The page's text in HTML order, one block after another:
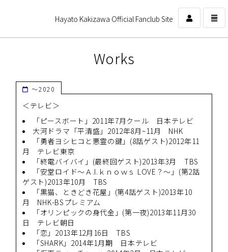
コ
Hayato Kakizawa Official Fanclub Site
Works
～2020
＜テレビ＞
「ピースボート」2011年7月クール 日本テレビ
大河ドラマ「平清盛」2012年8月~11月 NHK
「勇者ヨシヒコと悪霊の鍵」(8話ゲスト)2012年11
月 テレビ東京
「終電バイバイ」(最終回ゲスト)2013年3月 TBS
「安堂ロイド～Ａ.I.ｋｎｏｗｓ LOVE？～」(第2話
ゲスト)2013年10月 TBS
「黒猫、ときどき花屋」(第4話ゲスト)2013年10
月 NHK-BSプレミアム
「オリンピックの身代金」(第一夜)2013年11月30
日 テレビ朝日
「恋」2013年12月16日 TBS
「SHARK」2014年1月期 日本テレビ